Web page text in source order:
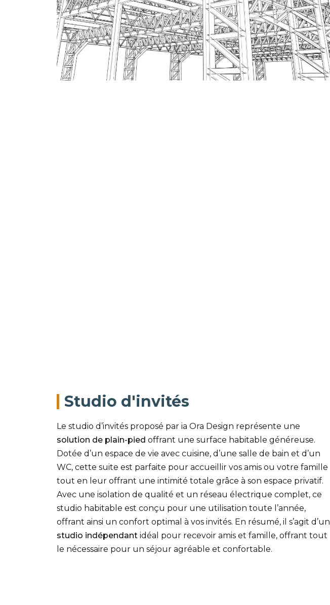
Studio d'invités
Le studio d’invités proposé par ia Ora Design représente une
solution de plain-pied offrant une surface habitable généreuse.
Dotée d’un espace de vie avec cuisine, d’une salle de bain et d’un
WC, cette suite est parfaite pour accueillir vos amis ou votre famille
tout en leur offrant une intimité totale grâce à son espace privatif.
Avec une isolation de qualité et un réseau électrique complet, ce
studio habitable est conçu pour une utilisation toute l’année,
offrant ainsi un confort optimal à vos invités. En résumé, il s’agit d’un
studio indépendant idéal pour recevoir amis et famille, offrant tout
le nécessaire pour un séjour agréable et confortable.